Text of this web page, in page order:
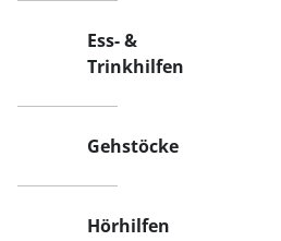
Ess- &
Trinkhilfen
Gehstöcke
Hörhilfen